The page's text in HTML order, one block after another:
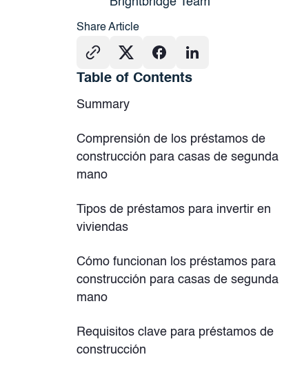
Share Article
Table of Contents
Summary
Comprensión de los préstamos de
construcción para casas de segunda
mano
Tipos de préstamos para invertir en
viviendas
Cómo funcionan los préstamos para
construcción para casas de segunda
mano
Requisitos clave para préstamos de
construcción